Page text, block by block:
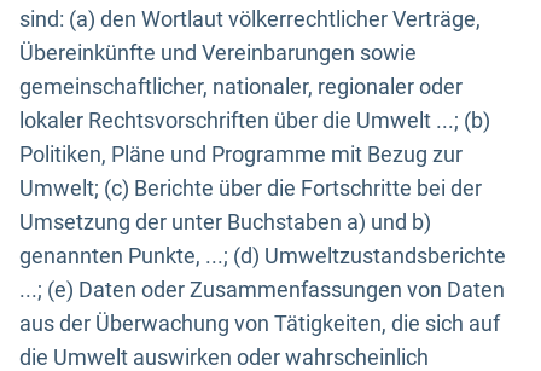
sind: (a) den Wortlaut völkerrechtlicher Verträge,
Übereinkünfte und Vereinbarungen sowie
gemeinschaftlicher, nationaler, regionaler oder
lokaler Rechtsvorschriften über die Umwelt ...; (b)
Politiken, Pläne und Programme mit Bezug zur
Umwelt; (c) Berichte über die Fortschritte bei der
Umsetzung der unter Buchstaben a) und b)
genannten Punkte, ...; (d) Umweltzustandsberichte
...; (e) Daten oder Zusammenfassungen von Daten
aus der Überwachung von Tätigkeiten, die sich auf
die Umwelt auswirken oder wahrscheinlich